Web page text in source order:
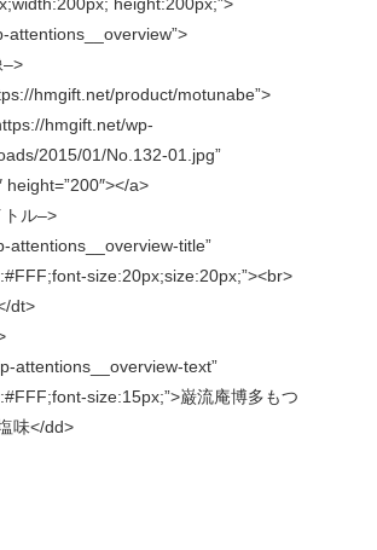
attentions__overview”>
–>
hmgift.net/product/motunabe”>
hmgift.net/wp-
2015/01/No.132-01.jpg”
height=”200″></a>
ル–>
attentions__overview-title”
size:20px;size:20px;”><br>
dt>
attentions__overview-text”
size:15px;”>巌流庵博多もつ
味</dd>